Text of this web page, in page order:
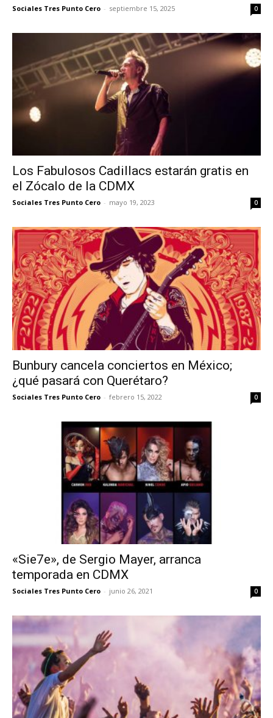
Sociales Tres Punto Cero - septiembre 15, 2025 0
Los Fabulosos Cadillacs estarán gratis en
el Zócalo de la CDMX
Sociales Tres Punto Cero - mayo 19, 2023 0
Bunbury cancela conciertos en México;
¿qué pasará con Querétaro?
Sociales Tres Punto Cero - febrero 15, 2022 0
«Sie7e», de Sergio Mayer, arranca
temporada en CDMX
Sociales Tres Punto Cero - junio 26, 2021 0